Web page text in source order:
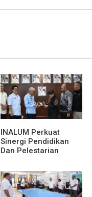
INALUM Perkuat
Sinergi Pendidikan
Dan Pelestarian
PemprovSu